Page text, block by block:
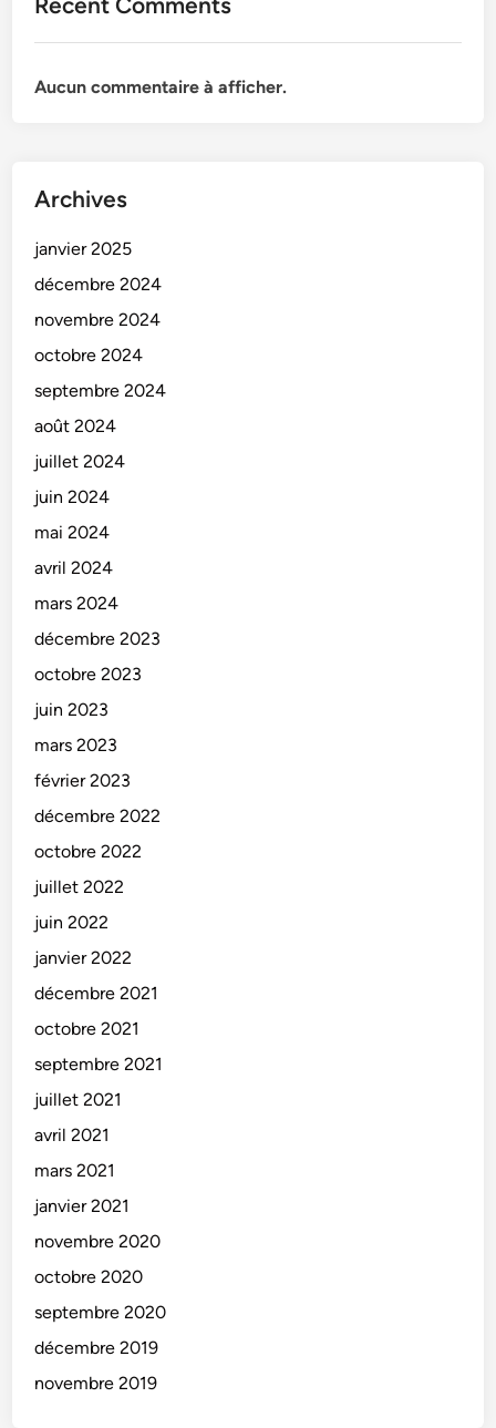
Aucun commentaire à afficher.
Archives
janvier 2025
décembre 2024
novembre 2024
octobre 2024
septembre 2024
août 2024
juillet 2024
juin 2024
mai 2024
avril 2024
mars 2024
décembre 2023
octobre 2023
juin 2023
mars 2023
février 2023
décembre 2022
octobre 2022
juillet 2022
juin 2022
janvier 2022
décembre 2021
octobre 2021
septembre 2021
juillet 2021
avril 2021
mars 2021
janvier 2021
novembre 2020
octobre 2020
septembre 2020
décembre 2019
novembre 2019